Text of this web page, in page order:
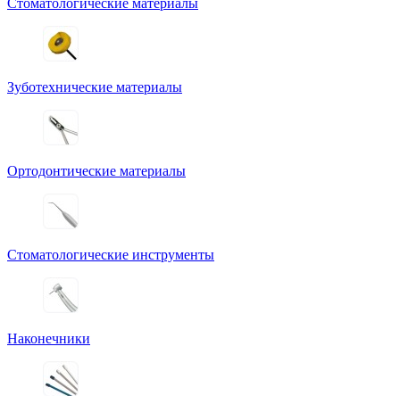
Зуботехнические материалы
Ортодонтические материалы
Стоматологические инструменты
Наконечники